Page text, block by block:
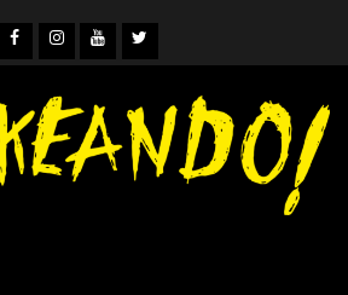
Facebook
Instagram
YouTube
Twitter